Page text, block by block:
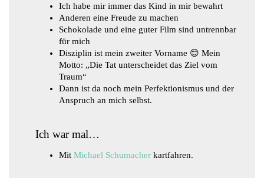
Ich habe mir immer das Kind in mir bewahrt
Anderen eine Freude zu machen
Schokolade und eine guter Film sind untrennbar
für mich
Disziplin ist mein zweiter Vorname 😊 Mein
Motto: „Die Tat unterscheidet das Ziel vom
Traum“
Dann ist da noch mein Perfektionismus und der
Anspruch an mich selbst.
Ich war mal…
Mit Michael Schumacher kartfahren.